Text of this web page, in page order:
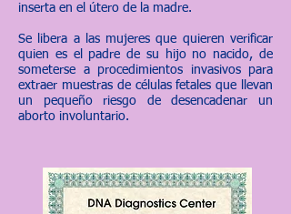
inserta en el útero de la madre.
Se libera a las mujeres que quieren verificar
quien es el padre de su hijo no nacido, de
someterse a procedimientos invasivos para
extraer muestras de células fetales que llevan
un pequeño riesgo de desencadenar un
aborto involuntario.